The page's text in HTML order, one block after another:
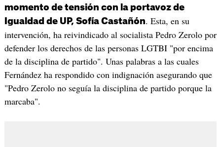
momento de tensión con la portavoz de
Igualdad de UP, Sofía Castañón. Esta, en su
intervención, ha reivindicado al socialista Pedro Zerolo por
defender los derechos de las personas LGTBI "por encima
de la disciplina de partido". Unas palabras a las cuales
Fernández ha respondido con indignación asegurando que
"Pedro Zerolo no seguía la disciplina de partido porque la
marcaba".